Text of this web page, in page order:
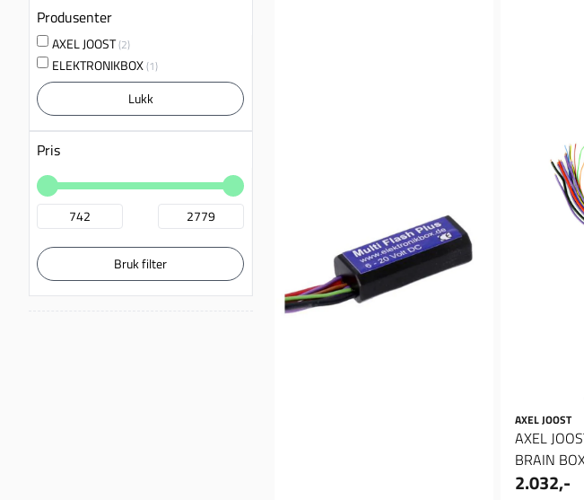
Produsenter
AXEL JOOST(2)
ELEKTRONIKBOX(1)
Lukk
Pris
Bruk filter
AXEL JOOST
AXEL
BRAIN
2.032,-